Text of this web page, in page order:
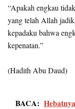
“Apakah engkau
yang telah Allah
kepadaku bahwa
kepenatan.”
(Hadith Abu Daud)
BACA: